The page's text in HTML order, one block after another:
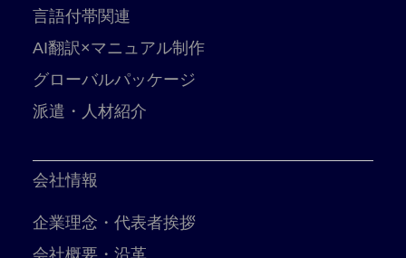
言語付帯関連
AI翻訳×マニュアル制作
グローバルパッケージ
派遣・人材紹介
会社情報
企業理念・代表者挨拶